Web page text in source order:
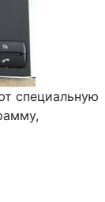
специальную